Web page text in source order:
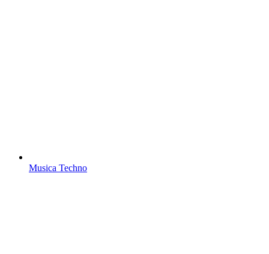
Musica Techno